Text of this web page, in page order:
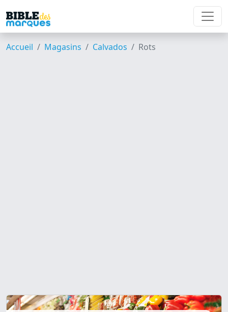
Accueil Magasins Calvados Rots